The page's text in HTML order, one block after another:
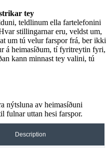
tey
teldlinum ella fartelefonini
stillingarnar eru, veldst um,
um tú velur farspor frá, ber ikki
á heimasíðum, tí fyritreytin fyri,
kann minnast tey valini, tú
nýtsluna av heimasíðuni
fulnar uttan hesi farspor.
Description